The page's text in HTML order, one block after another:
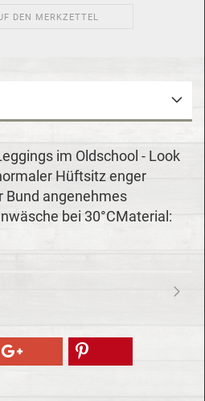
DEN MERKZETTEL
im Oldschool - Look
Hüftsitz enger
Bund angenehmes
bei 30°CMaterial: